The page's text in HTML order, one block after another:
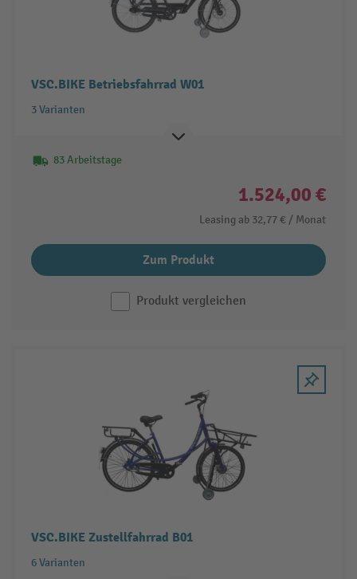
VSC.BIKE Betriebsfahrrad W01
3 Varianten
83 Arbeitstage
1.524,00 €
Leasing ab 32,77 € / Monat
Zum Produkt
Produkt vergleichen
VSC.BIKE Zustellfahrrad B01
6 Varianten